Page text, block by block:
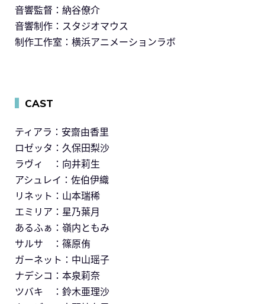
音響監督：納谷僚介
音響制作：スタジオマウス
制作工作室：横浜アニメーションラボ
CAST
ティアラ：安齋由香里
ロゼッタ：久保田梨沙
ラヴィ ：向井莉生
アシュレイ：佐伯伊織
リネット：山本瑞稀
エミリア：星乃葉月
あるふぁ：嶺内ともみ
サルサ ：篠原侑
ガーネット：中山瑶子
ナデシコ：本泉莉奈
ツバキ ：鈴木亜理沙